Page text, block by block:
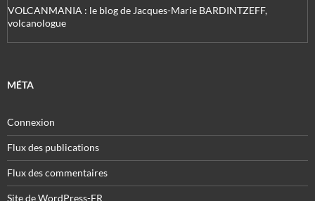
VOLCANMANIA : le blog de Jacques-Marie BARDINTZEFF,
volcanologue
MÉTA
Connexion
Flux des publications
Flux des commentaires
Site de WordPress-FR